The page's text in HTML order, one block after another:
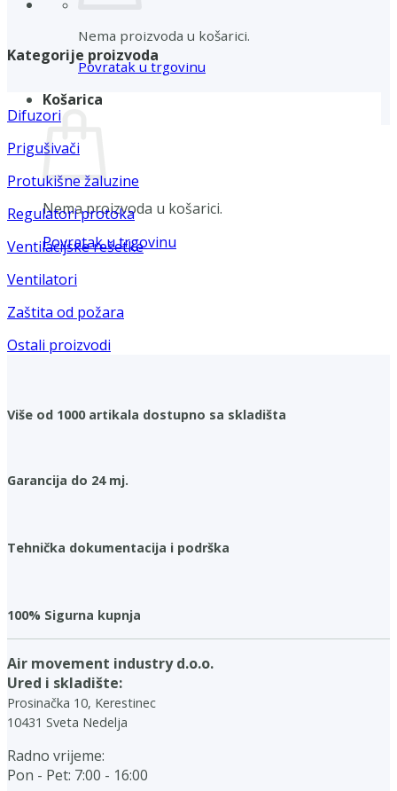
Nema proizvoda u košarici.
Povratak u trgovinu
Košarica
Nema proizvoda u košarici.
Povratak u trgovinu
Kategorije proizvoda
Difuzori
Prigušivači
Protukišne žaluzine
Regulatori protoka
Ventilacijske rešetke
Ventilatori
Zaštita od požara
Ostali proizvodi
Više od 1000 artikala dostupno sa skladišta
Garancija do 24 mj.
Tehnička dokumentacija i podrška
100% Sigurna kupnja
Air movement industry d.o.o.
Ured i skladište:
Prosinačka 10, Kerestinec
10431 Sveta Nedelja
Radno vrijeme:
Pon - Pet: 7:00 - 16:00